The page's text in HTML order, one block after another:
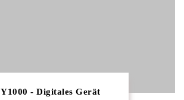
Y1000 - Digitales Gerät